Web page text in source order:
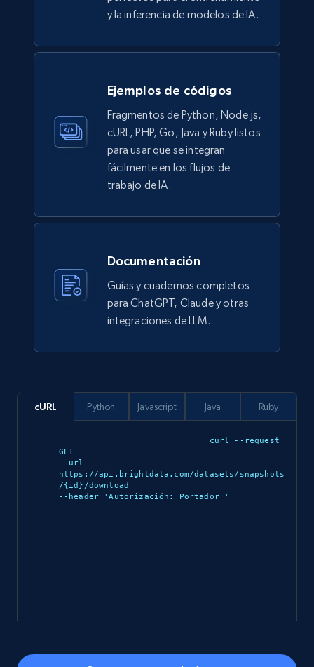
Ikea - Products
count, Main image, Category url, Category, and
943+ 151+ Buy Now
Walmart sellers info
display name, Seller email, Seller phone, Seller
about us, and more.
912+ 88+ Buy Now
Ozon.ru products
URL, Sku, Breadcrumbs, Name, Rating, Review
count, Description, Image, and more.
eCommerce
y la inferencia de modelos de IA.
Ejemplos de códigos
Fragmentos de Python, Node.js,
cURL, PHP, Go, Java y Ruby listos
para usar que se integran
fácilmente en los flujos de
trabajo de IA.
Documentación
Guías y cuadernos completos
para ChatGPT, Claude y otras
integraciones de LLM.
cURL
curl --request
GET
--url
https://api.brightdata.com/datasets/snapshots
/{id}/download
--header 'Autorización: Portador
'
Python Javascript Java Ruby